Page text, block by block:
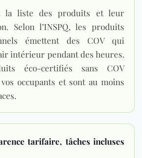
la liste des produits et leur
Selon l’INSPQ, les produits
émettent des COV qui
intérieur pendant des heures.
éco-certifiés sans COV
occupants et sont au moins
tarifaire, tâches incluses